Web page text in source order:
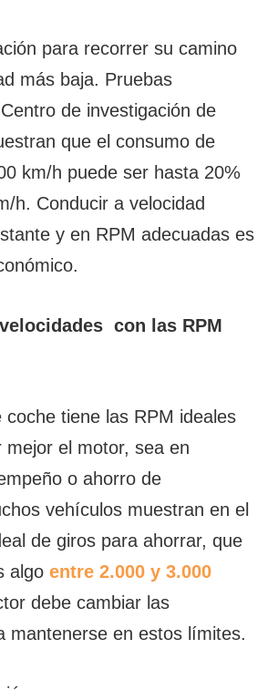
para recorrer su camino
más baja. Pruebas
de investigación de
que el consumo de
km/h puede ser hasta 20%
h. Conducir a velocidad
y en RPM adecuadas es
con las RPM
coche tiene las RPM ideales
mejor el motor, sea en
o ahorro de
vehículos muestran en el
de giros para ahorrar, que
algo entre 2.000 y 3.000
debe cambiar las
mantenerse en estos límites.